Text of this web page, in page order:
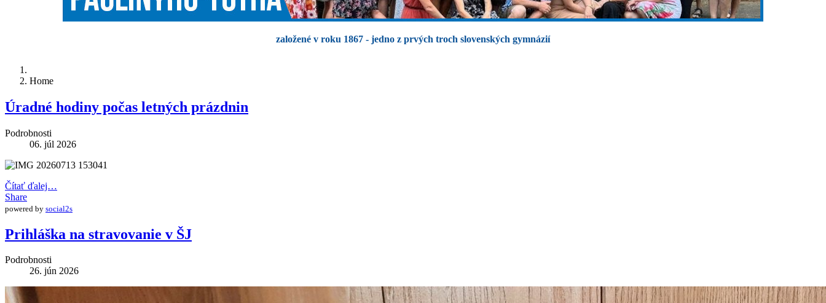
založené v roku 1867 - jedno z prvých troch slovenských gymnázií
Home
Úradné hodiny počas letných prázdnin
Podrobnosti
06. júl 2026
Čítať ďalej…
Share
powered by social2s
Prihláška na stravovanie v ŠJ
Podrobnosti
26. jún 2026